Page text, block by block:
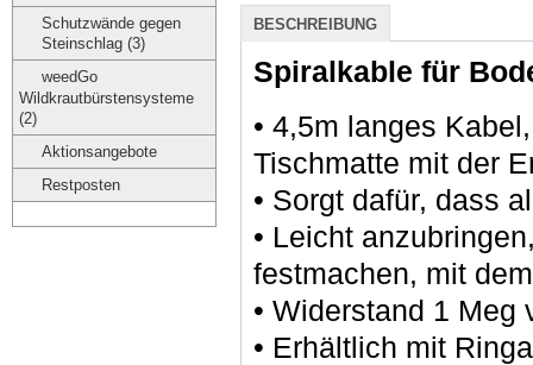
Schutzwände gegen
Steinschlag (3)
weedGo
Wildkrautbürstensysteme
(2)
Aktionsangebote
Restposten
BESCHREIBUNG
Spiralkable für
• 4,5m langes
Tischmatte mit der
• Sorgt dafür, dass
• Leicht
festmachen, mit
• Widerstand 1 Meg
• Erhältlich mit